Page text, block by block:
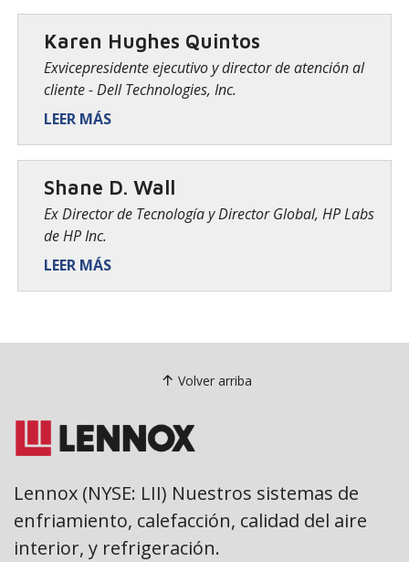
Karen Hughes Quintos
Exvicepresidente ejecutivo y director de atención al
cliente - Dell Technologies, Inc.
LEER MÁS
Shane D. Wall
Ex Director de Tecnología y Director Global, HP Labs
de HP Inc.
LEER MÁS
Volver arriba
Lennox (NYSE: LII) Nuestros sistemas de
enfriamiento, calefacción, calidad del aire
interior, y refrigeración.